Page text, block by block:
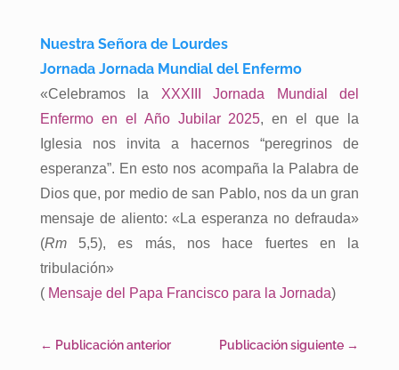
Nuestra Señora de Lourdes
Jornada Jornada Mundial del Enfermo
«Celebramos la XXXIII Jornada Mundial del
Enfermo en el Año Jubilar 2025, en el que la
Iglesia nos invita a hacernos “peregrinos de
esperanza”. En esto nos acompaña la Palabra de
Dios que, por medio de san Pablo, nos da un gran
mensaje de aliento: «La esperanza no defrauda»
(Rm5,5), es más, nos hace fuertes en la
tribulación»
( Mensaje del Papa Francisco para la Jornada)
← Publicación anterior Publicación siguiente →